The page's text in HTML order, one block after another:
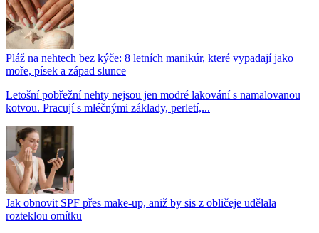
Pláž na nehtech bez kýče: 8 letních manikúr, které vypadají jako
moře, písek a západ slunce
Letošní pobřežní nehty nejsou jen modré lakování s namalovanou
kotvou. Pracují s mléčnými základy, perletí,...
Jak obnovit SPF přes make-up, aniž by sis z obličeje udělala
rozteklou omítku